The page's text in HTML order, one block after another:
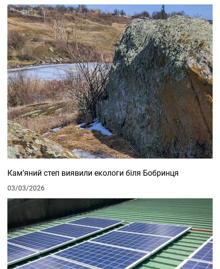
Кам’яний степ виявили екологи біля Бобринця
03/03/2026